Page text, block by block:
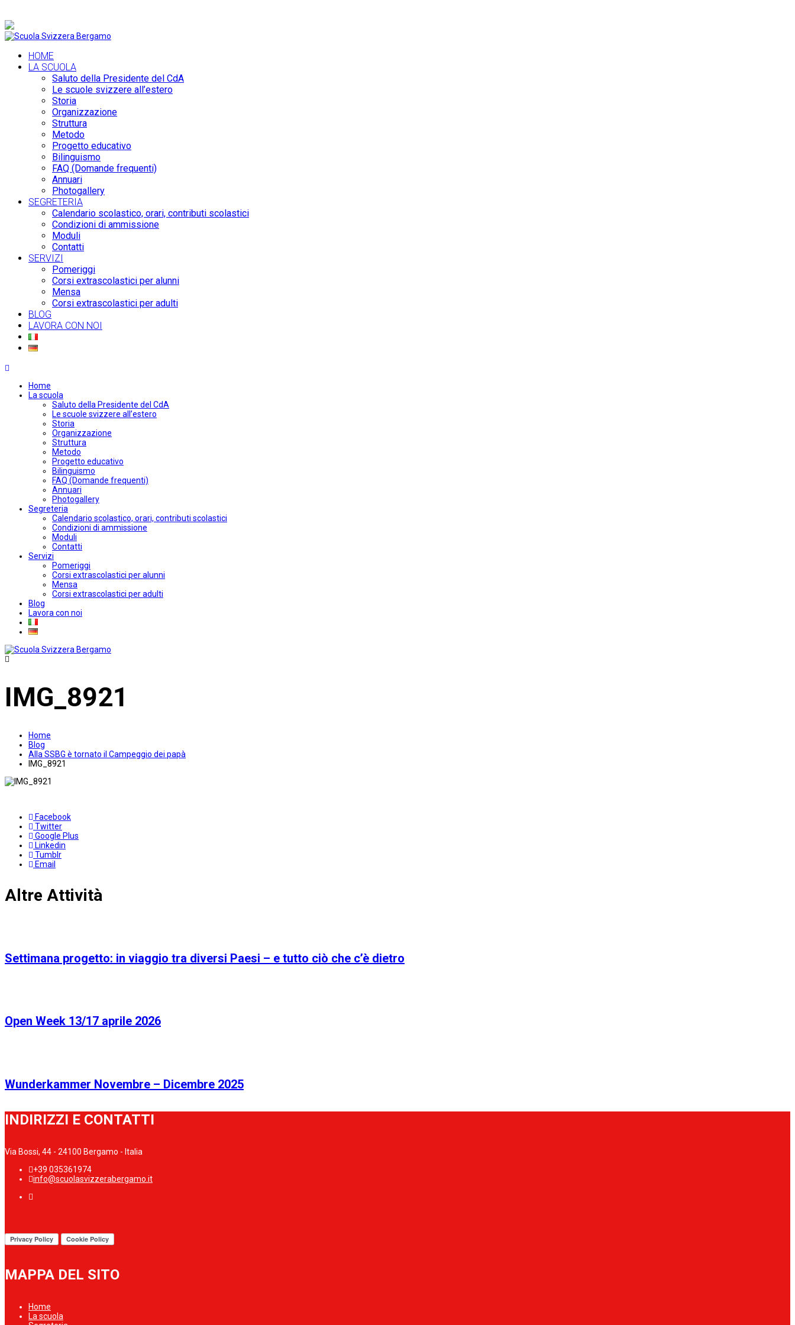
HOME
LA SCUOLA
Saluto della Presidente del CdA
Le scuole svizzere all’estero
Storia
Organizzazione
Struttura
Metodo
Progetto educativo
Bilinguismo
FAQ (Domande frequenti)
Annuari
Photogallery
SEGRETERIA
Calendario scolastico, orari, contributi scolastici
Condizioni di ammissione
Moduli
Contatti
SERVIZI
Pomeriggi
Corsi extrascolastici per alunni
Mensa
Corsi extrascolastici per adulti
BLOG
LAVORA CON NOI
Home
La scuola
Saluto della Presidente del CdA
Le scuole svizzere all’estero
Storia
Organizzazione
Struttura
Metodo
Progetto educativo
Bilinguismo
FAQ (Domande frequenti)
Annuari
Photogallery
Segreteria
Calendario scolastico, orari, contributi scolastici
Condizioni di ammissione
Moduli
Contatti
Servizi
Pomeriggi
Corsi extrascolastici per alunni
Mensa
Corsi extrascolastici per adulti
Blog
Lavora con noi
IMG_8921
Home
Blog
Alla SSBG è tornato il Campeggio dei papà
IMG_8921
Facebook
Twitter
Google Plus
Linkedin
Tumblr
Email
Altre Attività
Settimana progetto: in viaggio tra diversi Paesi – e tutto ciò che c’è dietro
Open Week 13/17 aprile 2026
Wunderkammer Novembre – Dicembre 2025
INDIRIZZI E CONTATTI
Via Bossi, 44 - 24100 Bergamo - Italia
+39 035361974
info@scuolasvizzerabergamo.it
MAPPA DEL SITO
Home
La scuola